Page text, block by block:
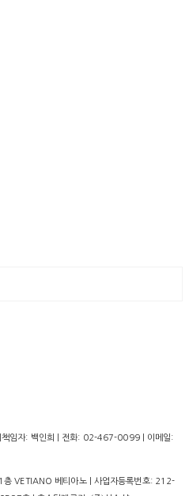
책임자: 백인희 | 전화: 02-467-0099 | 이메일:
VETIANO 베티아노 | 사업자등록번호: 212-